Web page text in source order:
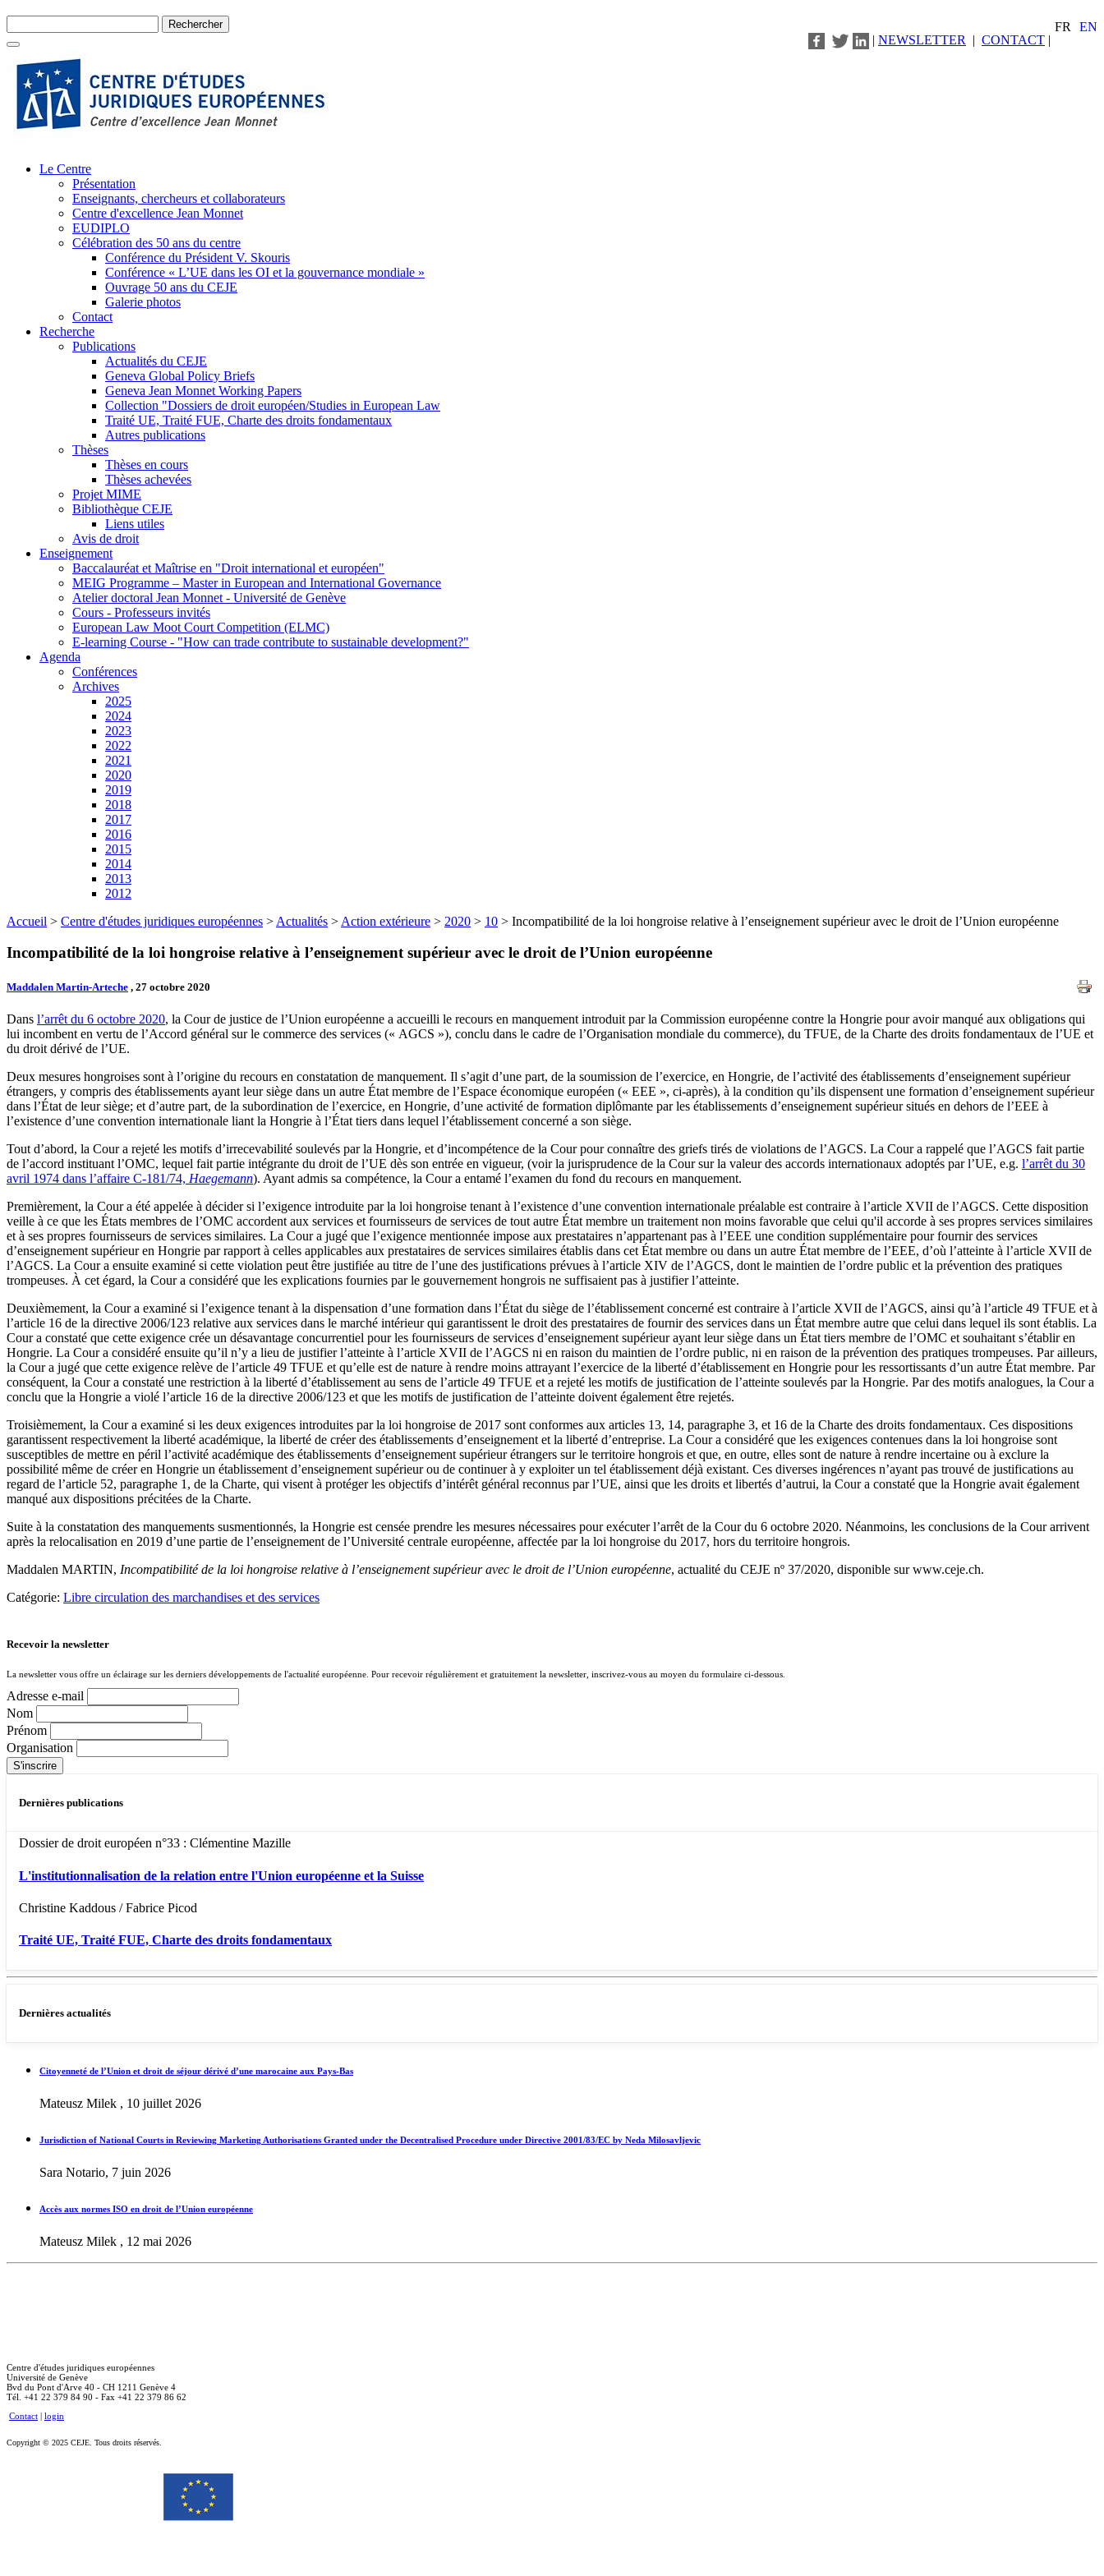
FR
EN
| NEWSLETTER | CONTACT |
Le Centre
Présentation
Enseignants, chercheurs et collaborateurs
Centre d'excellence Jean Monnet
EUDIPLO
Célébration des 50 ans du centre
Conférence du Président V. Skouris
Conférence « L’UE dans les OI et la gouvernance mondiale »
Ouvrage 50 ans du CEJE
Galerie photos
Contact
Recherche
Publications
Actualités du CEJE
Geneva Global Policy Briefs
Geneva Jean Monnet Working Papers
Collection "Dossiers de droit européen/Studies in European Law
Traité UE, Traité FUE, Charte des droits fondamentaux
Autres publications
Thèses
Thèses en cours
Thèses achevées
Projet MIME
Bibliothèque CEJE
Liens utiles
Avis de droit
Enseignement
Baccalauréat et Maîtrise en "Droit international et européen"
MEIG Programme – Master in European and International Governance
Atelier doctoral Jean Monnet - Université de Genève
Cours - Professeurs invités
European Law Moot Court Competition (ELMC)
E-learning Course - "How can trade contribute to sustainable development?"
Agenda
Conférences
Archives
2025
2024
2023
2022
2021
2020
2019
2018
2017
2016
2015
2014
2013
2012
Accueil > Centre d'études juridiques européennes > Actualités > Action extérieure > 2020 > 10 > Incompatibilité de la loi hongroise relative à l’enseignement supérieur avec le droit de l’Union européenne
Incompatibilité de la loi hongroise relative à l’enseignement supérieur avec le droit de l’Union européenne
Maddalen Martin-Arteche , 27 octobre 2020
Dans l’arrêt du 6 octobre 2020, la Cour de justice de l’Union européenne a accueilli le recours en manquement introduit par la Commission européenne contre la Hongrie pour avoir manqué aux obligations qui
lui incombent en vertu de l’Accord général sur le commerce des services (« AGCS »), conclu dans le cadre de l’Organisation mondiale du commerce), du TFUE, de la Charte des droits fondamentaux de l’UE et
du droit dérivé de l’UE.
Deux mesures hongroises sont à l’origine du recours en constatation de manquement. Il s’agit d’une part, de la soumission de l’exercice, en Hongrie, de l’activité des établissements d’enseignement supérieur
étrangers, y compris des établissements ayant leur siège dans un autre État membre de l’Espace économique européen (« EEE », ci-après), à la condition qu’ils dispensent une formation d’enseignement supérieur
dans l’État de leur siège; et d’autre part, de la subordination de l’exercice, en Hongrie, d’une activité de formation diplômante par les établissements d’enseignement supérieur situés en dehors de l’EEE à
l’existence d’une convention internationale liant la Hongrie à l’État tiers dans lequel l’établissement concerné a son siège.
Tout d’abord, la Cour a rejeté les motifs d’irrecevabilité soulevés par la Hongrie, et d’incompétence de la Cour pour connaître des griefs tirés de violations de l’AGCS. La Cour a rappelé que l’AGCS fait partie
de l’accord instituant l’OMC, lequel fait partie intégrante du droit de l’UE dès son entrée en vigueur, (voir la jurisprudence de la Cour sur la valeur des accords internationaux adoptés par l’UE, e.g. l’arrêt du 30
avril 1974 dans l’affaire C-181/74, Haegemann). Ayant admis sa compétence, la Cour a entamé l’examen du fond du recours en manquement.
Premièrement, la Cour a été appelée à décider si l’exigence introduite par la loi hongroise tenant à l’existence d’une convention internationale préalable est contraire à l’article XVII de l’AGCS. Cette disposition
veille à ce que les États membres de l’OMC accordent aux services et fournisseurs de services de tout autre État membre un traitement non moins favorable que celui qu'il accorde à ses propres services similaires
et à ses propres fournisseurs de services similaires. La Cour a jugé que l’exigence mentionnée impose aux prestataires n’appartenant pas à l’EEE une condition supplémentaire pour fournir des services
d’enseignement supérieur en Hongrie par rapport à celles applicables aux prestataires de services similaires établis dans cet État membre ou dans un autre État membre de l’EEE, d’où l’atteinte à l’article XVII de
l’AGCS. La Cour a ensuite examiné si cette violation peut être justifiée au titre de l’une des justifications prévues à l’article XIV de l’AGCS, dont le maintien de l’ordre public et la prévention des pratiques
trompeuses. À cet égard, la Cour a considéré que les explications fournies par le gouvernement hongrois ne suffisaient pas à justifier l’atteinte.
Deuxièmement, la Cour a examiné si l’exigence tenant à la dispensation d’une formation dans l’État du siège de l’établissement concerné est contraire à l’article XVII de l’AGCS, ainsi qu’à l’article 49 TFUE et à
l’article 16 de la directive 2006/123 relative aux services dans le marché intérieur qui garantissent le droit des prestataires de fournir des services dans un État membre autre que celui dans lequel ils sont établis. La
Cour a constaté que cette exigence crée un désavantage concurrentiel pour les fournisseurs de services d’enseignement supérieur ayant leur siège dans un État tiers membre de l’OMC et souhaitant s’établir en
Hongrie. La Cour a considéré ensuite qu’il n’y a lieu de justifier l’atteinte à l’article XVII de l’AGCS ni en raison du maintien de l’ordre public, ni en raison de la prévention des pratiques trompeuses. Par ailleurs,
la Cour a jugé que cette exigence relève de l’article 49 TFUE et qu’elle est de nature à rendre moins attrayant l’exercice de la liberté d’établissement en Hongrie pour les ressortissants d’un autre État membre. Par
conséquent, la Cour a constaté une restriction à la liberté d’établissement au sens de l’article 49 TFUE et a rejeté les motifs de justification de l’atteinte soulevés par la Hongrie. Par des motifs analogues, la Cour a
conclu que la Hongrie a violé l’article 16 de la directive 2006/123 et que les motifs de justification de l’atteinte doivent également être rejetés.
Troisièmement, la Cour a examiné si les deux exigences introduites par la loi hongroise de 2017 sont conformes aux articles 13, 14, paragraphe 3, et 16 de la Charte des droits fondamentaux. Ces dispositions
garantissent respectivement la liberté académique, la liberté de créer des établissements d’enseignement et la liberté d’entreprise. La Cour a considéré que les exigences contenues dans la loi hongroise sont
susceptibles de mettre en péril l’activité académique des établissements d’enseignement supérieur étrangers sur le territoire hongrois et que, en outre, elles sont de nature à rendre incertaine ou à exclure la
possibilité même de créer en Hongrie un établissement d’enseignement supérieur ou de continuer à y exploiter un tel établissement déjà existant. Ces diverses ingérences n’ayant pas trouvé de justifications au
regard de l’article 52, paragraphe 1, de la Charte, qui visent à protéger les objectifs d’intérêt général reconnus par l’UE, ainsi que les droits et libertés d’autrui, la Cour a constaté que la Hongrie avait également
manqué aux dispositions précitées de la Charte.
Suite à la constatation des manquements susmentionnés, la Hongrie est censée prendre les mesures nécessaires pour exécuter l’arrêt de la Cour du 6 octobre 2020. Néanmoins, les conclusions de la Cour arrivent
après la relocalisation en 2019 d’une partie de l’enseignement de l’Université centrale européenne, affectée par la loi hongroise du 2017, hors du territoire hongrois.
Maddalen MARTIN, Incompatibilité de la loi hongroise relative à l’enseignement supérieur avec le droit de l’Union européenne, actualité du CEJE nº 37/2020, disponible sur www.ceje.ch.
Catégorie: Libre circulation des marchandises et des services
Recevoir la newsletter
La newsletter vous offre un éclairage sur les derniers développements de l'actualité européenne. Pour recevoir régulièrement et gratuitement la newsletter, inscrivez-vous au moyen du formulaire ci-dessous.
Adresse e-mail
Nom
Prénom
Organisation
Dernières publications
Dossier de droit européen n°33 : Clémentine Mazille
L'institutionnalisation de la relation entre l'Union européenne et la Suisse
Christine Kaddous / Fabrice Picod
Traité UE, Traité FUE, Charte des droits fondamentaux
Dernières actualités
Citoyenneté de l’Union et droit de séjour dérivé d’une marocaine aux Pays-Bas
Mateusz Milek , 10 juillet 2026
Jurisdiction of National Courts in Reviewing Marketing Authorisations Granted under the Decentralised Procedure under Directive 2001/83/EC by Neda Milosavljevic
Sara Notario, 7 juin 2026
Accès aux normes ISO en droit de l’Union européenne
Mateusz Milek , 12 mai 2026
Centre d'études juridiques européennes
Université de Genève
Bvd du Pont d'Arve 40 - CH 1211 Genève 4
Tél. +41 22 379 84 90 - Fax +41 22 379 86 62
Contact | login
Copyright © 2025 CEJE. Tous droits réservés.